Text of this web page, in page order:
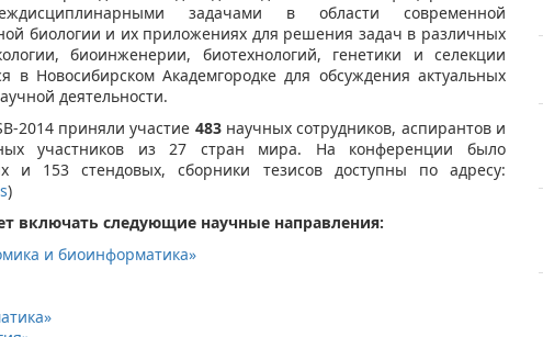
задачами в области современной
биологии и их приложениях для решения задач в различных
биоинженерии, биотехнологий, генетики и селекции
Новосибирском Академгородке для обсуждения актуальных
деятельности.
2014 приняли участие 483научных сотрудников, аспирантов и
участников из 27 стран мира. На конференции было
и 153 стендовых, сборники тезисов доступны по адресу:
)
включать следующие научные направления:
и биоинформатика»